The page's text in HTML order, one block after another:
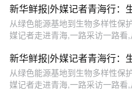
新华鲜报|外媒记者青海行：
从绿色能源基地到生物多样性
媒记者走进青海,一路采访一路看
新华鲜报|外媒记者青海行：
从绿色能源基地到生物多样性
媒记者走进青海,一路采访一路看